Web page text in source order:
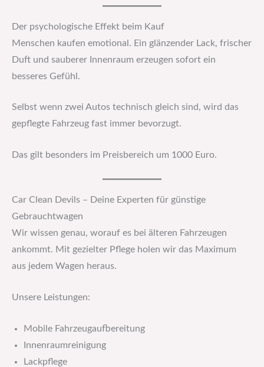
Der psychologische Effekt beim Kauf
Menschen kaufen emotional. Ein glänzender Lack, frischer
Duft und sauberer Innenraum erzeugen sofort ein
besseres Gefühl.
Selbst wenn zwei Autos technisch gleich sind, wird das
gepflegte Fahrzeug fast immer bevorzugt.
Das gilt besonders im Preisbereich um 1000 Euro.
Car Clean Devils – Deine Experten für günstige
Gebrauchtwagen
Wir wissen genau, worauf es bei älteren Fahrzeugen
ankommt. Mit gezielter Pflege holen wir das Maximum
aus jedem Wagen heraus.
Unsere Leistungen:
Mobile Fahrzeugaufbereitung
Innenraumreinigung
Lackpflege